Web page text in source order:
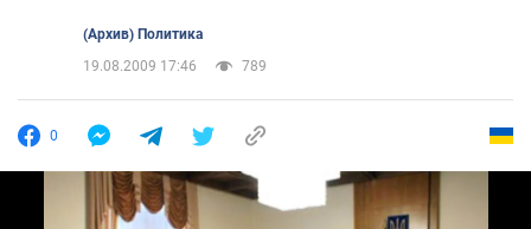
(Архив) Политика
19.08.2009 17:46
789
0